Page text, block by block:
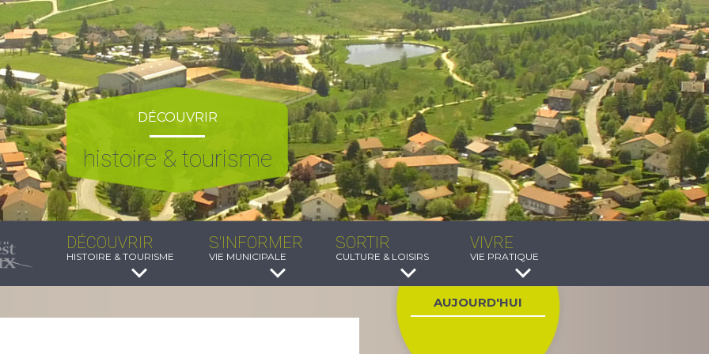
DÉCOUVRIR
histoire & tourisme
DÉCOUVRIR
HISTOIRE & TOURISME
S'INFORMER
VIE MUNICIPALE
SORTIR
CULTURE & LOISIRS
VIVRE
VIE PRATIQUE
AUJOURD'HUI